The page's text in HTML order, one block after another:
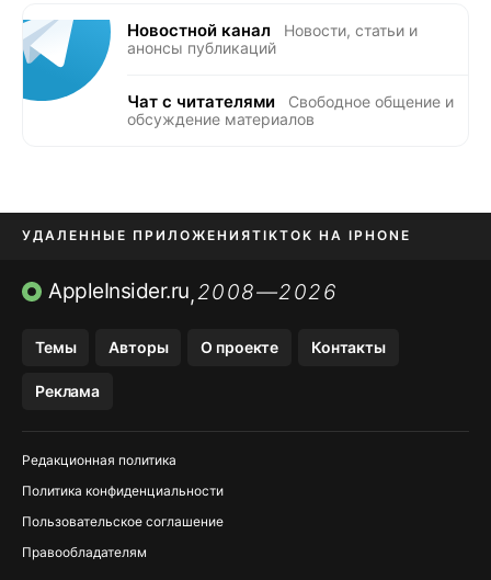
Новостной канал
Новости, статьи и
анонсы публикаций
Чат с читателями
Свободное общение и
обсуждение материалов
УДАЛЕННЫЕ ПРИЛОЖЕНИЯTIKTOK НА IPHONE
ПРИЛОЖЕНИЯ БЕЗ APP STORE
AppleInsider.ru,2008—2026
Темы Авторы О проекте Контакты
Реклама
Редакционная политика
Политика конфиденциальности
Пользовательское соглашение
Правообладателям